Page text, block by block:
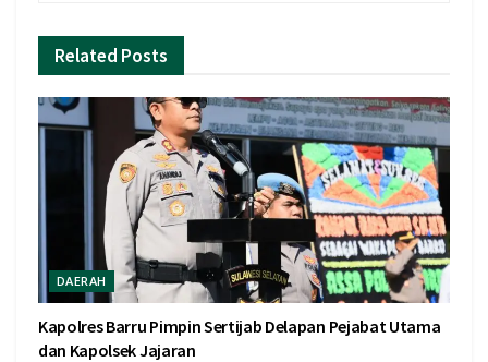
Related Posts
DAERAH
Kapolres Barru Pimpin Sertijab Delapan Pejabat Utama
dan Kapolsek Jajaran